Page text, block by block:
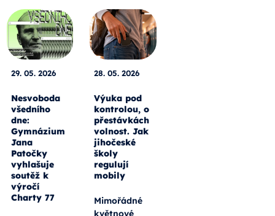
29. 05. 2026
Nesvoboda
všedního
dne:
Gymnázium
Jana
Patočky
vyhlašuje
soutěž k
výročí
Charty 77
28. 05. 2026
Výuka pod
kontrolou, o
přestávkách
volnost. Jak
jihočeské
školy
regulují
mobily
Mimořádné
květnové